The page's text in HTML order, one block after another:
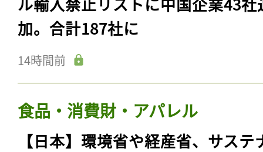
加。合計187社に
14時間前
食品・消費財・アパレル
【日本】環境省や経産省、サステ